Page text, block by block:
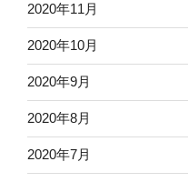
2020年11月
2020年10月
2020年9月
2020年8月
2020年7月